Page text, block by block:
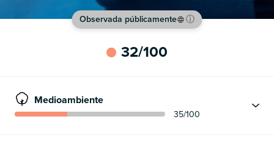
Observada públicamente ⓘ
32/100
Medioambiente
35/100